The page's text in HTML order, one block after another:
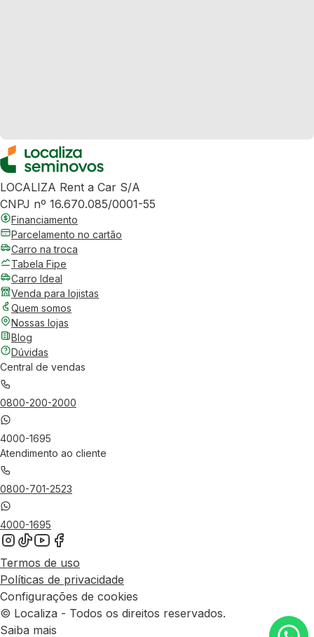
LOCALIZA Rent a Car S/A
CNPJ nº 16.670.085/0001-55
Financiamento
Parcelamento no cartão
Carro na troca
Tabela Fipe
Carro Ideal
Venda para lojistas
Quem somos
Nossas lojas
Blog
Dúvidas
Central de vendas
0800-200-2000
4000-1695
Atendimento ao cliente
0800-701-2523
4000-1695
Termos de uso
Políticas de privacidade
Configurações de cookies
© Localiza - Todos os direitos reservados.
Saiba mais